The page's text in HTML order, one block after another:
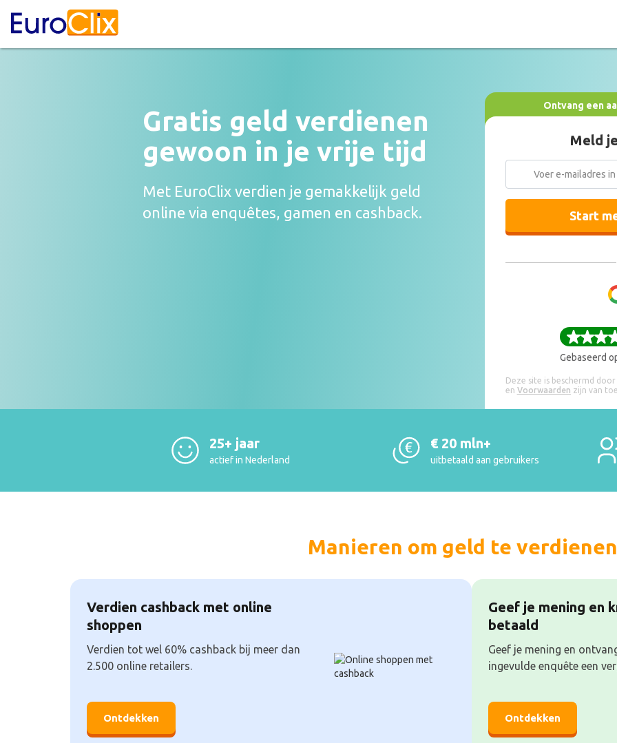
Gratis geld verdienen
gewoon in je vrije tijd
Met EuroClix verdien je gemakkelijk geld
online via enquêtes, gamen en cashback.
Ontvang een
Meld
Start
Gebaseerd
Deze site is beschermd door
en Voorwaarden zijn van
25+ jaar
actief in Nederland
€ 20 mln+
uitbetaald aan gebruikers
Manieren om geld te verdienen
Verdien cashback met online
shoppen
Verdien tot wel 60% cashback bij meer dan
2.500 online retailers.
Ontdekken
Geef je mening en
betaald
Geef je mening en
ingevulde enquête een
Ontdekken